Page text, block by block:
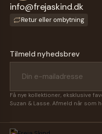
info@frejaskind.dk
Retur eller ombytning
Tilmeld nyhedsbrev
Få nye kollektioner, eksklusive
Suzan & Lasse. Afmeld når som